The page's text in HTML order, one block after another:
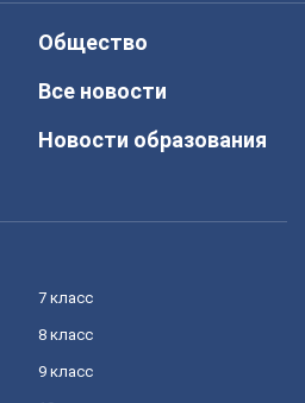
Общество
Все новости
Новости образования
7 класс
8 класс
9 класс